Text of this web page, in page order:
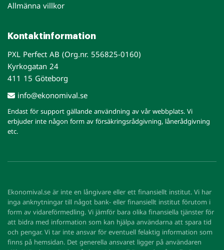
Allmänna villkor
Kontaktinformation
PXL Perfect AB (Org.nr. 556825-0160)
Kyrkogatan 24
411 15 Göteborg
info@ekonomival.se
Endast för support gällande användning av vår webbplats. Vi
erbjuder inte någon form av försäkringsrådgivning, lånerådgivning
etc.
Ekonomival.se är inte en långivare eller ett finansiellt institut. Vi har
inga anknytningar till något bank- eller finansiellt institut förutom i
form av vidareförmedling. Vi jämför bara olika finansiella tjänster för
att bidra med information som kan hjälpa användarna att spara tid
och pengar. Vi tar inte ansvar för eventuell felaktig information som
finns på hemsidan. Det generella ansvaret ligger på användaren